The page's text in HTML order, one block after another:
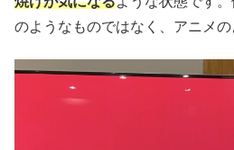
のようなものではなく、アニメの